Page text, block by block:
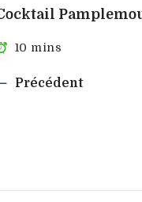
10 mins
Précédent